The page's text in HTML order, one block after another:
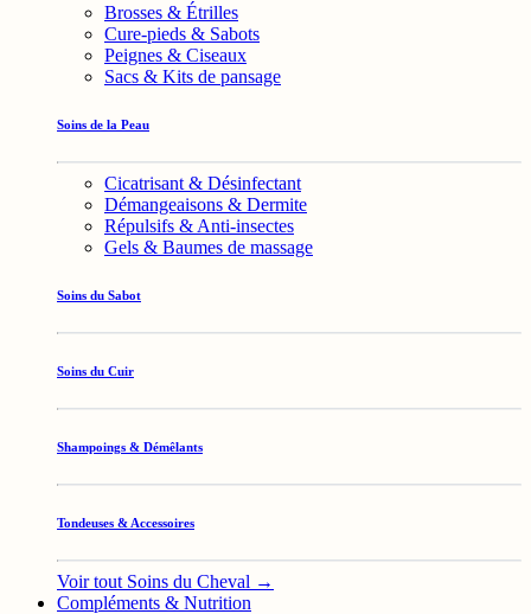
Brosses & Étrilles
Cure-pieds & Sabots
Peignes & Ciseaux
Sacs & Kits de pansage
Soins de la Peau
Cicatrisant & Désinfectant
Démangeaisons & Dermite
Répulsifs & Anti-insectes
Gels & Baumes de massage
Soins du Sabot
Soins du Cuir
Shampoings & Démêlants
Tondeuses & Accessoires
Voir tout Soins du Cheval →
Compléments & Nutrition